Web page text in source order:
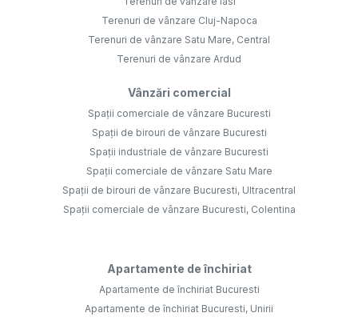
Terenuri de vânzare Cluj-Napoca
Terenuri de vânzare Satu Mare, Central
Terenuri de vânzare Ardud
Vânzări comercial
Spații comerciale de vânzare Bucuresti
Spații de birouri de vânzare Bucuresti
Spații industriale de vânzare Bucuresti
Spații comerciale de vânzare Satu Mare
Spații de birouri de vânzare Bucuresti, Ultracentral
Spații comerciale de vânzare Bucuresti, Colentina
Apartamente de închiriat
Apartamente de închiriat Bucuresti
Apartamente de închiriat Bucuresti, Unirii